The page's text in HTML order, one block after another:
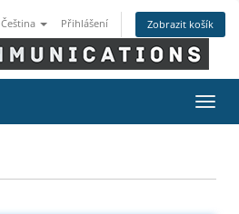
Čeština Přihlášení Zobrazit košík